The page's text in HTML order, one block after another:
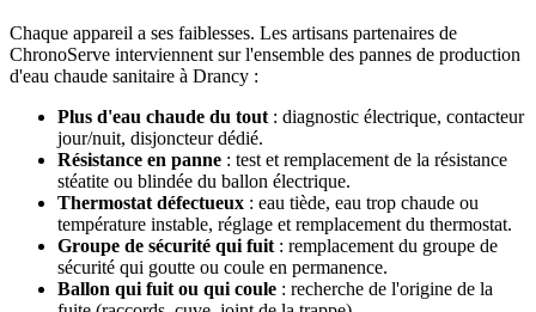
Chaque appareil a ses faiblesses. Les artisans partenaires de
ChronoServe interviennent sur l'ensemble des pannes de production
d'eau chaude sanitaire à Drancy :
Plus d'eau chaude du tout : diagnostic électrique, contacteur
jour/nuit, disjoncteur dédié.
Résistance en panne : test et remplacement de la résistance
stéatite ou blindée du ballon électrique.
Thermostat défectueux : eau tiède, eau trop chaude ou
température instable, réglage et remplacement du thermostat.
Groupe de sécurité qui fuit : remplacement du groupe de
sécurité qui goutte ou coule en permanence.
Ballon qui fuit ou qui coule : recherche de l'origine de la